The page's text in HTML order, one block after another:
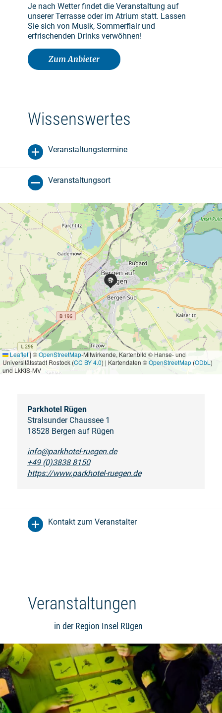
Je nach Wetter findet die Veranstaltung auf
unserer Terrasse oder im Atrium statt. Lassen
Sie sich von Musik, Sommerflair und
erfrischenden Drinks verwöhnen!
Zum Anbieter
Wissenswertes
Veranstaltungstermine
Veranstaltungsort
Leaflet|©OpenStreetMap-Mitwirkende, Kartenbild © Hanse- und
Universitätsstadt Rostock (CC BY 4.0) | Kartendaten ©OpenStreetMap (ODbL )
und LkKfS-MV
Parkhotel Rügen
Stralsunder Chaussee 1
18528 Bergen auf Rügen
info@parkhotel-ruegen.de
+49 (0)3838 8150
https://www.parkhotel-ruegen.de
Kontakt zum Veranstalter
Veranstaltungen
in der Region Insel Rügen